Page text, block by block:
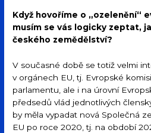
Když hovoříme o „ozelenění“
musím se vás logicky zeptat,
českého zemědělství?
V současné době se totiž velmi
v orgánech EU, tj. Evropské
parlamentu, ale i na úrovní
předsedů vlád jednotlivých
by měla vypadat nová Společná
EU po roce 2020, tj. na období